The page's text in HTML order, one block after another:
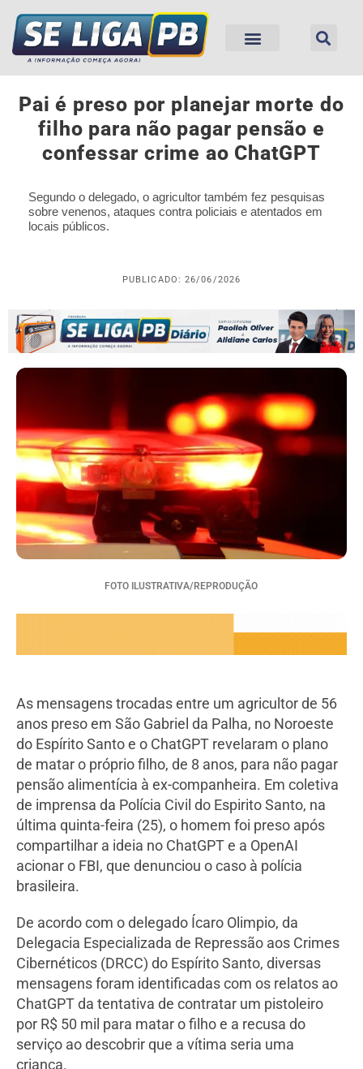
Pai é preso por planejar morte do
filho para não pagar pensão e
confessar crime ao ChatGPT
Segundo o delegado, o agricultor também fez pesquisas
sobre venenos, ataques contra policiais e atentados em
locais públicos.
PUBLICADO: 26/06/2026
FOTO ILUSTRATIVA/REPRODUÇÃO
As mensagens trocadas entre um agricultor de 56
anos preso em São Gabriel da Palha, no Noroeste
do Espírito Santo e o ChatGPT revelaram o plano
de matar o próprio filho, de 8 anos, para não pagar
pensão alimentícia à ex-companheira. Em coletiva
de imprensa da Polícia Civil do Espirito Santo, na
última quinta-feira (25), o homem foi preso após
compartilhar a ideia no ChatGPT e a OpenAI
acionar o FBI, que denunciou o caso à polícia
brasileira.
De acordo com o delegado Ícaro Olimpio, da
Delegacia Especializada de Repressão aos Crimes
Cibernéticos (DRCC) do Espírito Santo, diversas
mensagens foram identificadas com os relatos ao
ChatGPT da tentativa de contratar um pistoleiro
por R$ 50 mil para matar o filho e a recusa do
serviço ao descobrir que a vítima seria uma
criança.